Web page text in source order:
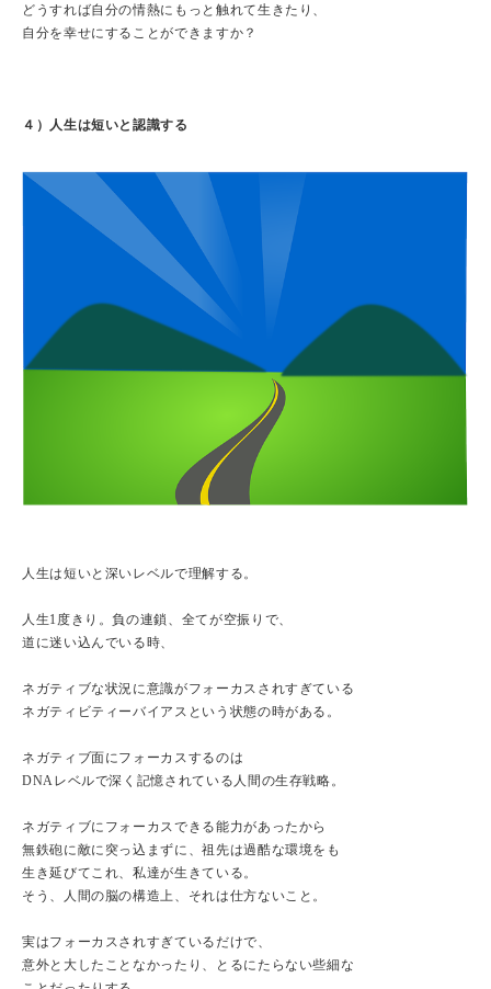
どうすれば自分の情熱にもっと触れて生きたり、
自分を幸せにすることができますか？
４）人生は短いと認識する
人生は短いと深いレベルで理解する。
人生1度きり。負の連鎖、全てが空振りで、
道に迷い込んでいる時、
ネガティブな状況に意識がフォーカスされすぎている
ネガティビティーバイアスという状態の時がある。
ネガティブ面にフォーカスするのは
DNAレベルで深く記憶されている人間の生存戦略。
ネガティブにフォーカスできる能力があったから
無鉄砲に敵に突っ込まずに、祖先は過酷な環境をも
生き延びてこれ、私達が生きている。
そう、人間の脳の構造上、それは仕方ないこと。
実はフォーカスされすぎているだけで、
意外と大したことなかったり、とるにたらない些細な